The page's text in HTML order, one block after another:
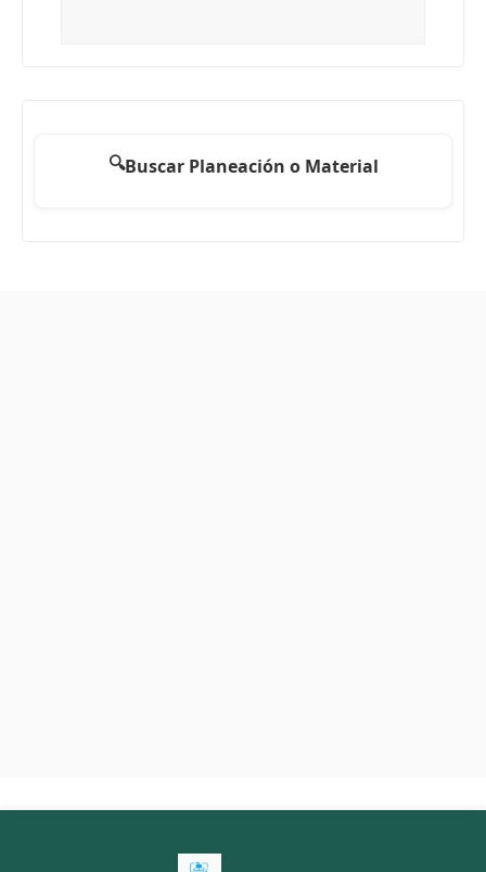
🔍Buscar Planeación o Material